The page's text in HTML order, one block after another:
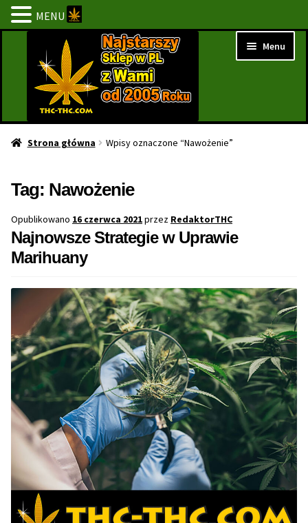
nawigacji
treści
Menu
Strona Główna
NOWOŚCI
PROMOCJE
PROMOCJE 1+1
NAJLEPSZE OKAZJE
PROMOCJA TYGODNIA
Dla Początkujących
Indoor w Domu
Outdoor na Dworze
Półautomaty Outdoor
Strona główna Wpisy oznaczone “Nawożenie”
Tag: Nawożenie
Opublikowano 16 czerwca 2021przez RedaktorTHC
Najnowsze Strategie w Uprawie
Marihuany
MENU